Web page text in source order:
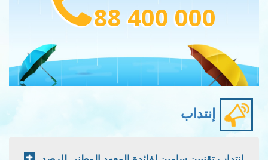
88 400 000
إنتداب